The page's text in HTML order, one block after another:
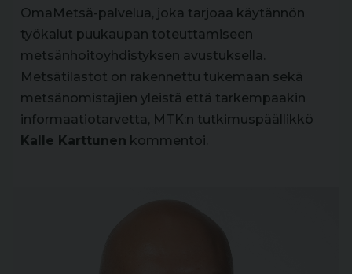
OmaMetsä-palvelua, joka tarjoaa käytännön
työkalut puukaupan toteuttamiseen
metsänhoitoyhdistyksen avustuksella.
Metsätilastot on rakennettu tukemaan sekä
metsänomistajien yleistä että tarkempaakin
informaatiotarvetta, MTK:n tutkimuspäällikkö
Kalle Karttunen kommentoi.